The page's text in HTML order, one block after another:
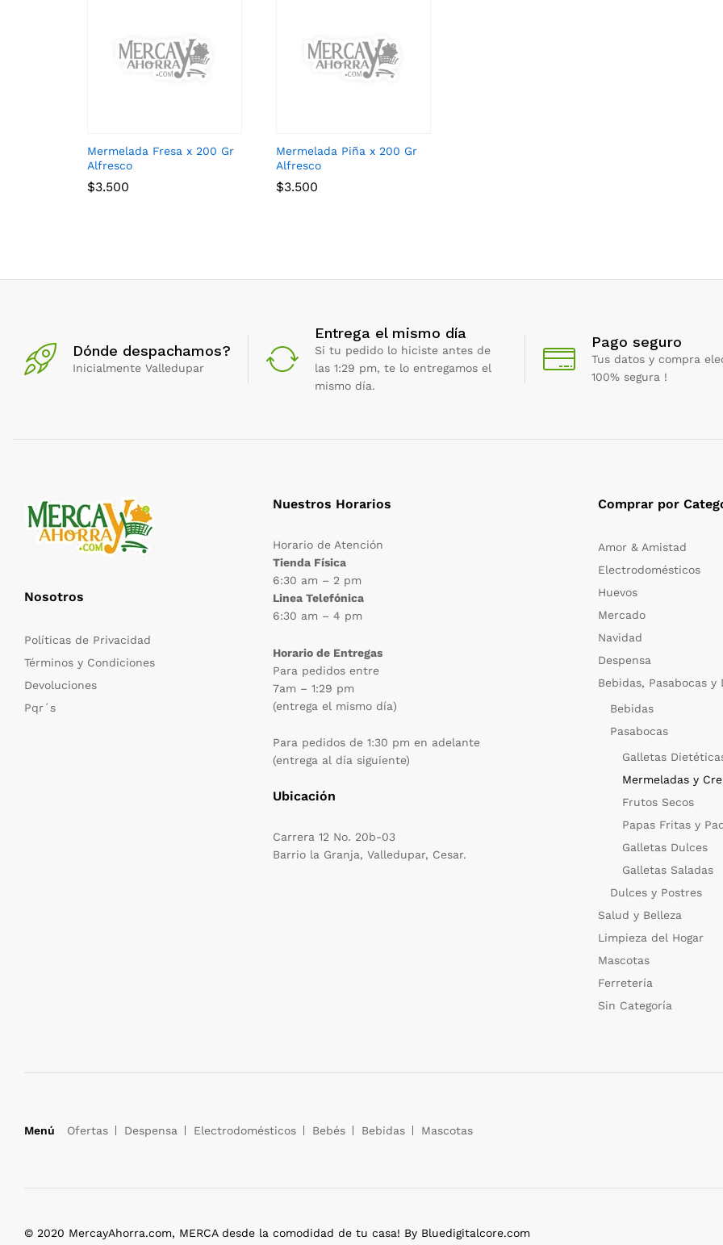
Mermelada Fresa x 200 Gr
Alfresco
$3.500
Mermelada Piña x 200 Gr
Alfresco
$3.500
Dónde despachamos?
Inicialmente Valledupar
Entrega el mismo día
Si tu pedido lo hiciste antes de
las 1:29 pm, te lo entregamos el
mismo día.
Pago seguro
Tus datos y compra
100% segura !
Nosotros
Políticas de Privacidad
Términos y Condiciones
Devoluciones
Pqr´s
Nuestros Horarios
Horario de Atención
Tienda Física
6:30 am – 2 pm
Linea Telefónica
6:30 am – 4 pm
Horario de Entregas
Para pedidos entre
7am – 1:29 pm
(entrega el mismo día)
Para pedidos de 1:30 pm en adelante
(entrega al día siguiente)
Ubicación
Carrera 12 No. 20b-03
Barrio la Granja, Valledupar, Cesar.
Comprar por
Amor & Amistad
Electrodomésticos
Huevos
Mercado
Navidad
Despensa
Bebidas, Pasabocas y
Bebidas
Pasabocas
Galletas
Mermeladas y
Frutos Secos
Papas Fritas y
Galletas Dulces
Galletas Saladas
Dulces y Postres
Salud y Belleza
Limpieza del Hogar
Mascotas
Ferretería
Sin Categoría
Menú Ofertas Despensa Electrodomésticos Bebés Bebidas Mascotas
© 2020 MercayAhorra.com, MERCA desde la comodidad de tu casa! By Bluedigitalcore.com